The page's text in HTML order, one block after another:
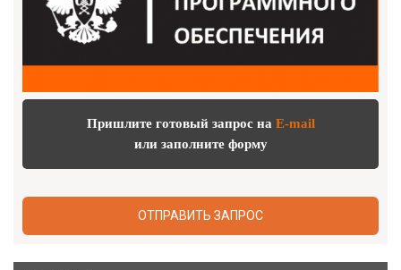
Пришлите готовый запрос на E-mail
или заполните форму
ОТПРАВИТЬ ЗАПРОС